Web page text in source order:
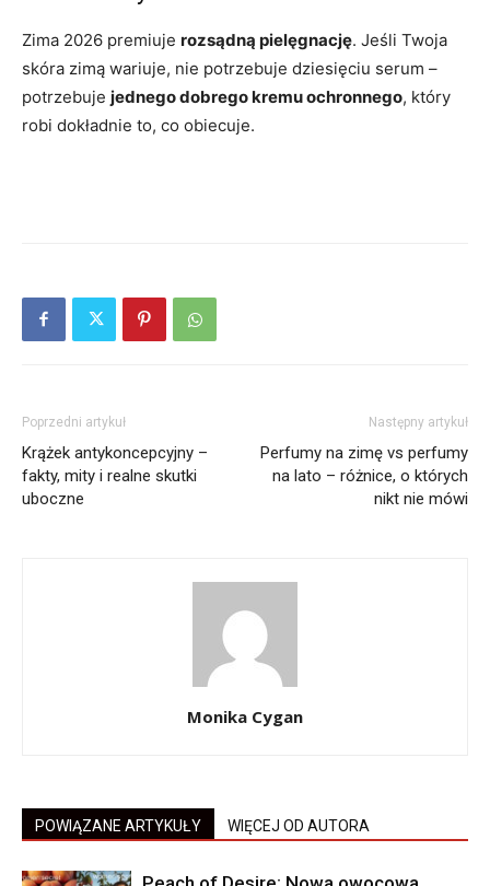
Zima 2026 premiuje rozsądną pielęgnację. Jeśli Twoja
skóra zimą wariuje, nie potrzebuje dziesięciu serum –
potrzebuje jednego dobrego kremu ochronnego, który
robi dokładnie to, co obiecuje.
Poprzedni artykuł
Krążek antykoncepcyjny –
fakty, mity i realne skutki
uboczne
Następny artykuł
Perfumy na zimę vs perfumy
na lato – różnice, o których
nikt nie mówi
Monika Cygan
POWIĄZANE ARTYKUŁY WIĘCEJ OD AUTORA